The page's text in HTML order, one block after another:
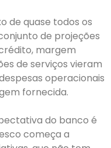
de quase todos os
de projeções
margem
de serviços vieram
operacionais
fornecida.
do banco é
começa a